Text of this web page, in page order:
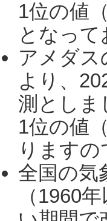
1位の値
となっ
アメダス
より、
測としま
1位の値
ります
全国の気
（1960